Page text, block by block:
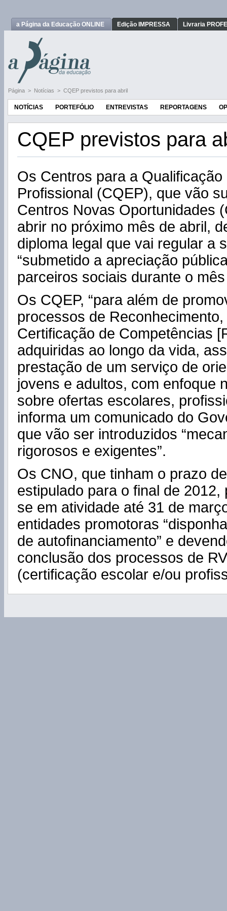
a Página da Educação ONLINE Edição IMPRESSA Livraria
Página > Notícias > CQEP previstos para abril
NOTÍCIAS PORTEFÓLIO ENTREVISTAS REPORTAGENS
CQEP previstos para
Os Centros para a Qualificação
Profissional (CQEP), que vão
Centros Novas Oportunidades
abrir no próximo mês de abril,
diploma legal que vai regular a
“submetido a apreciação
parceiros sociais durante o mês
Os CQEP, “para além de
processos de Reconhecimento,
Certificação de Competências
adquiridas ao longo da vida,
prestação de um serviço de
jovens e adultos, com enfoque
sobre ofertas escolares,
informa um comunicado do
que vão ser introduzidos
rigorosos e exigentes”.
Os CNO, que tinham o prazo
estipulado para o final de 2012,
se em atividade até 31 de
entidades promotoras
de autofinanciamento” e
conclusão dos processos de
(certificação escolar e/ou